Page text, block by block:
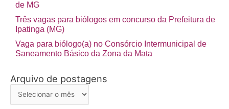
de MG
Três vagas para biólogos em concurso da Prefeitura de
Ipatinga (MG)
Vaga para biólogo(a) no Consórcio Intermunicipal de
Saneamento Básico da Zona da Mata
Arquivo de postagens
Arquivo